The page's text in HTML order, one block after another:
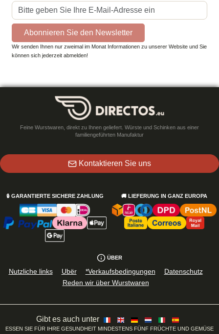
Abonnieren Sie den Newsletter
Wir senden Ihnen nur zweimal im Monat Informationen zu unserer Website und Sie
können sich jederzeit abmelden!
Feine Wurstwaren, direkt zu Ihnen geliefert. Würste und Schinken aus einer
familiengeführten Manufaktur
Kontaktieren Sie uns
🔒 GARANTIERTE SICHERE ZAHLUNG 🚚 LIEFERUNG IN GANZ EUROPA
ÜBER
Nutzliche links Ubër *Verkaufsbedingungen
Datenschutz
Reden wir über Wurstwaren
Gibt es auch unter
ESSEN SIE FÜR IHRE GESUNDHEIT MINDESTENS FÜNF FRÜCHTE UND GEMÜSE